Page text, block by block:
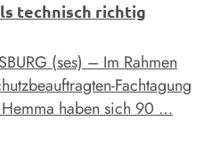
technisch richtig
(ses) – Im Rahmen
Fachtagung
haben sich 90 …